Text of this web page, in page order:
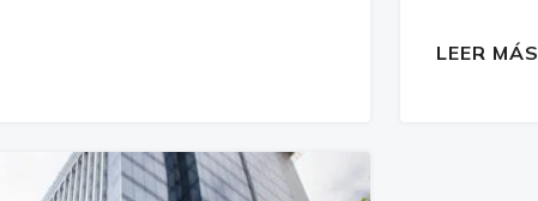
LEER MÁS